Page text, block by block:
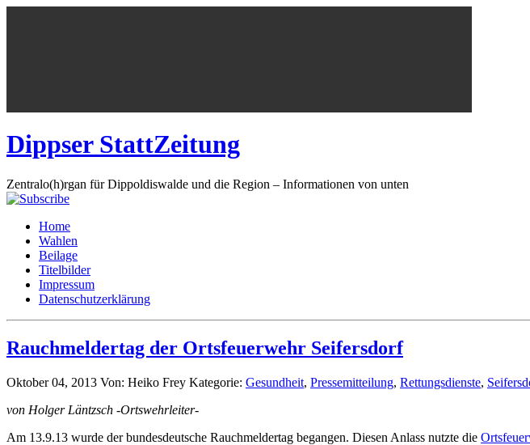
Dippser StattZeitung
Zentralo(h)rgan für Dippoldiswalde und die Region – Informationen von unten
Home
Wahlen
Beilage
Titelbilder
Impressum
Datenschutzerklärung
Rauchmeldertag der Ortsfeuerwehr Seifersdorf
Oktober 04, 2013 Von: Heiko Frey Kategorie: Gesundheit, Pressemitteilung, Rettungsdienste,
von Holger Läntzsch -Ortswehrleiter-
Am 13.9.13 wurde der bundesdeutsche Rauchmeldertag begangen. Diesen Anlass nutzte die